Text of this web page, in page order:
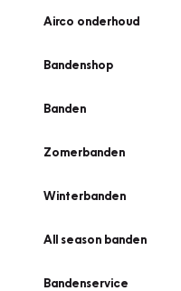
Airco onderhoud
Bandenshop
Banden
Zomerbanden
Winterbanden
All season banden
Bandenservice